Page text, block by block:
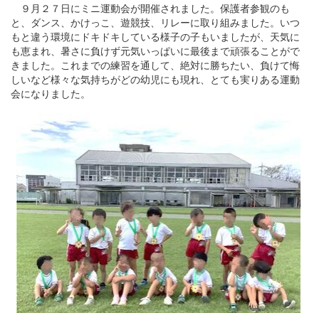
９月２７日にミニ運動会が開催されました。保護者参観のも
と、ダンス、かけっこ、遊競技、リレーに取り組みました。いつ
もと違う環境にドキドキしている様子の子もいましたが、天気に
も恵まれ、暑さに負けず元気いっぱいに最後まで頑張ることがで
きました。これまでの練習を通して、絶対に勝ちたい、負けて悔
しいなど様々な気持ちがどの幼児にも現れ、とても実りある運動
会になりました。